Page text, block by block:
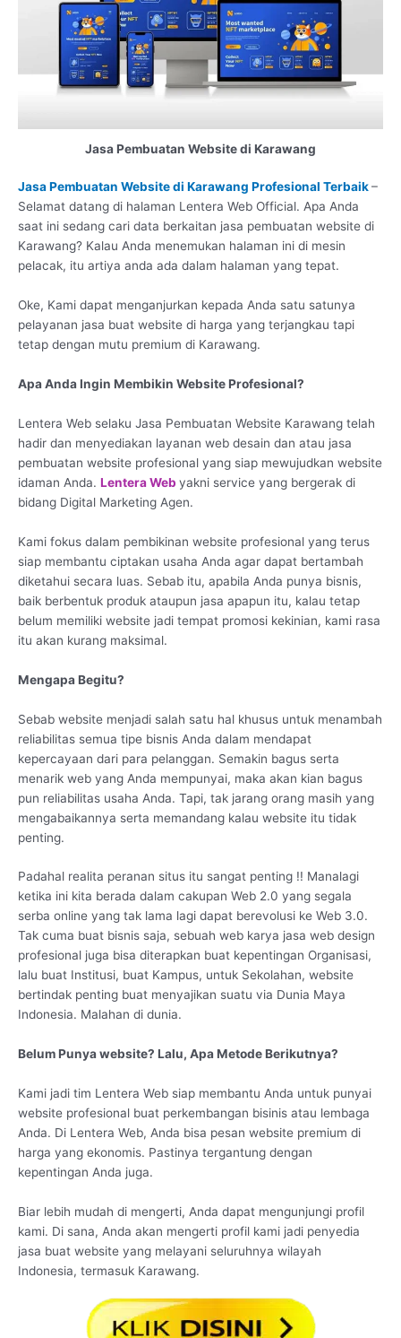
Jasa Pembuatan Website di Karawang
Jasa Pembuatan Website di Karawang Profesional Terbaik–
Selamat datang di halaman Lentera Web Official. Apa Anda
saat ini sedang cari data berkaitan jasa pembuatan website di
Karawang? Kalau Anda menemukan halaman ini di mesin
pelacak, itu artiya anda ada dalam halaman yang tepat.
Oke, Kami dapat menganjurkan kepada Anda satu satunya
pelayanan jasa buat website di harga yang terjangkau tapi
tetap dengan mutu premium di Karawang.
Apa Anda Ingin Membikin Website Profesional?
Lentera Web selaku Jasa Pembuatan Website Karawang telah
hadir dan menyediakan layanan web desain dan atau jasa
pembuatan website profesional yang siap mewujudkan website
idaman Anda. Lentera Web yakni service yang bergerak di
bidang Digital Marketing Agen.
Kami fokus dalam pembikinan website profesional yang terus
siap membantu ciptakan usaha Anda agar dapat bertambah
diketahui secara luas. Sebab itu, apabila Anda punya bisnis,
baik berbentuk produk ataupun jasa apapun itu, kalau tetap
belum memiliki website jadi tempat promosi kekinian, kami rasa
itu akan kurang maksimal.
Mengapa Begitu?
Sebab website menjadi salah satu hal khusus untuk menambah
reliabilitas semua tipe bisnis Anda dalam mendapat
kepercayaan dari para pelanggan. Semakin bagus serta
menarik web yang Anda mempunyai, maka akan kian bagus
pun reliabilitas usaha Anda. Tapi, tak jarang orang masih yang
mengabaikannya serta memandang kalau website itu tidak
penting.
Padahal realita peranan situs itu sangat penting !! Manalagi
ketika ini kita berada dalam cakupan Web 2.0 yang segala
serba online yang tak lama lagi dapat berevolusi ke Web 3.0.
Tak cuma buat bisnis saja, sebuah web karya jasa web design
profesional juga bisa diterapkan buat kepentingan Organisasi,
lalu buat Institusi, buat Kampus, untuk Sekolahan, website
bertindak penting buat menyajikan suatu via Dunia Maya
Indonesia. Malahan di dunia.
Belum Punya website? Lalu, Apa Metode Berikutnya?
Kami jadi tim Lentera Web siap membantu Anda untuk punyai
website profesional buat perkembangan bisinis atau lembaga
Anda. Di Lentera Web, Anda bisa pesan website premium di
harga yang ekonomis. Pastinya tergantung dengan
kepentingan Anda juga.
Biar lebih mudah di mengerti, Anda dapat mengunjungi profil
kami. Di sana, Anda akan mengerti profil kami jadi penyedia
jasa buat website yang melayani seluruhnya wilayah
Indonesia, termasuk Karawang.